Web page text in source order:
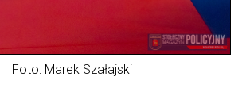
Foto: Marek Szałajski